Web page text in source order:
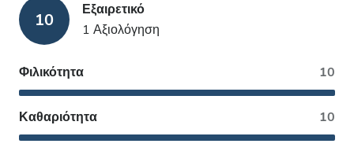
10
Εξαιρετικό
1 Αξιολόγηση
Φιλικότητα 10
Καθαριότητα 10